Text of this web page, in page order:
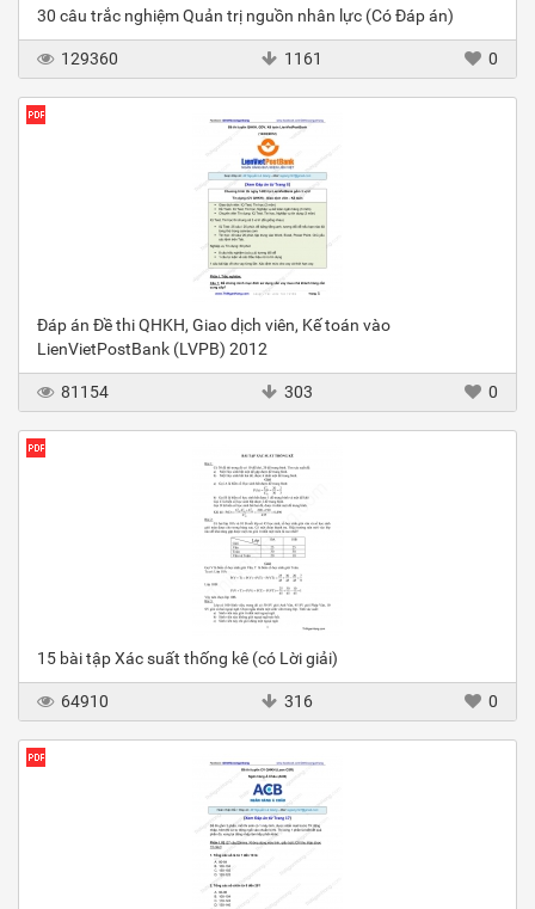
30 câu trắc nghiệm Quản trị nguồn nhân lực (Có Đáp án)
129360 1161 0
Đáp án Đề thi QHKH, Giao dịch viên, Kế toán vào
LienVietPostBank (LVPB) 2012
81154 303 0
15 bài tập Xác suất thống kê (có Lời giải)
64910 316 0